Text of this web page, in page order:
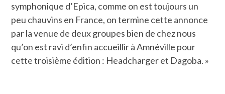
symphonique d’Epica, comme on est toujours un
peu chauvins en France, on termine cette annonce
par la venue de deux groupes bien de chez nous
qu’on est ravi d’enfin accueillir à Amnéville pour
cette troisième édition : Headcharger et Dagoba. »